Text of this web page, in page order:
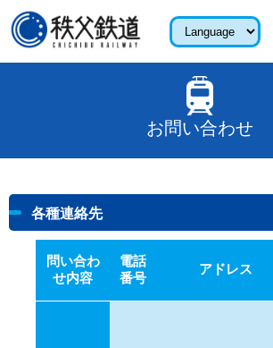
お問い合わせ
各種連絡先
問い合わ
せ内容
電話
番号
アドレス